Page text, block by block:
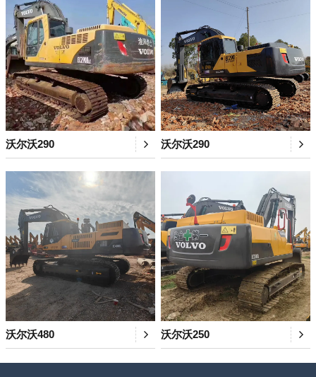
沃尔沃290 沃尔沃290
沃尔沃480 沃尔沃250